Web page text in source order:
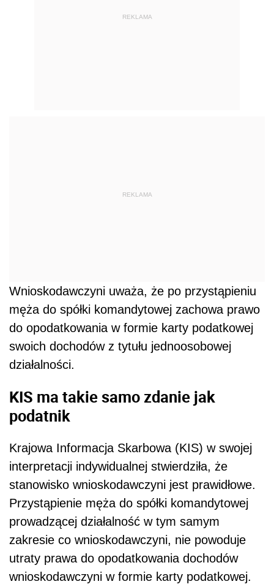
REKLAMA
REKLAMA
Wnioskodawczyni uważa, że po przystąpieniu
męża do spółki komandytowej zachowa prawo
do opodatkowania w formie karty podatkowej
swoich dochodów z tytułu jednoosobowej
działalności.
KIS ma takie samo zdanie jak
podatnik
Krajowa Informacja Skarbowa (KIS) w swojej
interpretacji indywidualnej stwierdziła, że
stanowisko wnioskodawczyni jest prawidłowe.
Przystąpienie męża do spółki komandytowej
prowadzącej działalność w tym samym
zakresie co wnioskodawczyni, nie powoduje
utraty prawa do opodatkowania dochodów
wnioskodawczyni w formie karty podatkowej.